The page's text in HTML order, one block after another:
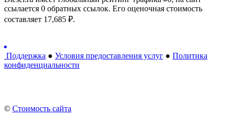
ссылается 0 обратных ссылок. Его оценочная стоимость
составляет 17,685 ₽.
Поддержка ● Условия предоставления услуг ● Политика
конфиденциальности
© Стоимость сайта